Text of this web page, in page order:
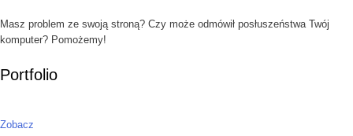
Masz problem ze swoją stroną? Czy może odmówił posłuszeństwa Twój
komputer? Pomożemy!
Portfolio
Zobacz